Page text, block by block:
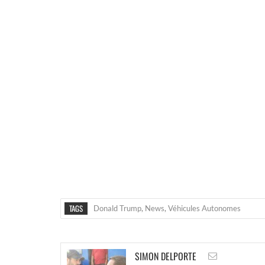
TAGS Donald Trump, News, Véhicules Autonomes
SIMON DELPORTE